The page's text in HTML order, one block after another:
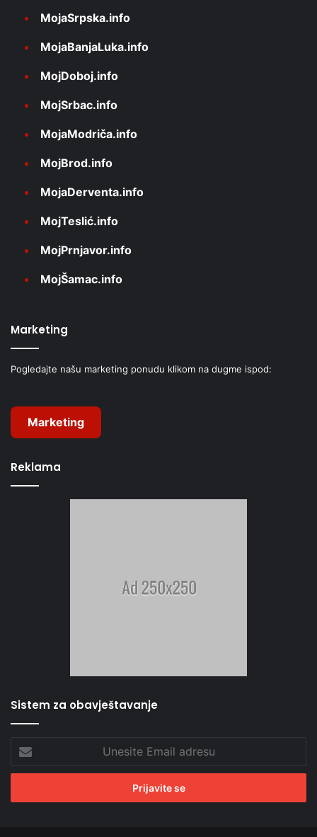
MojaSrpska.info
MojaBanjaLuka.info
MojDoboj.info
MojSrbac.info
MojaModriča.info
MojBrod.info
MojaDerventa.info
MojTeslić.info
MojPrnjavor.info
MojŠamac.info
Marketing
Pogledajte našu marketing ponudu klikom na dugme ispod:
Marketing
Reklama
Sistem za obavještavanje
Email
adresu